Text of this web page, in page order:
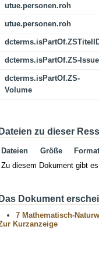
utue.personen.roh
utue.personen.roh
dcterms.isPartOf.ZS-Issue
dcterms.isPartOf.ZS-
Volume
Dateien zu dieser
Dateien Größe
Format
Zu diesem Dokument gibt
Das Dokument
7 Mathematisch-
Kurzanzeige